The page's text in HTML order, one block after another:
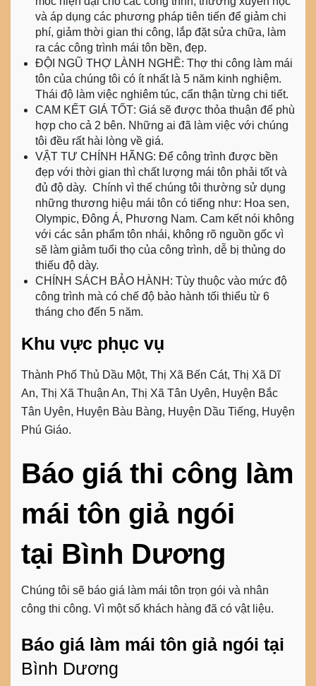
và áp dụng các phương pháp tiên tiến để giảm chi
phí, giảm thời gian thi công, lắp đặt sửa chữa, làm
ra các công trình mái tôn bền, đẹp.
ĐỘI NGŨ THỢ LÀNH NGHỀ: Thợ thi công làm mái
tôn của chúng tôi có ít nhất là 5 năm kinh nghiệm.
Thái độ làm việc nghiêm túc, cẩn thận từng chi tiết.
CAM KẾT GIÁ TỐT: Giá sẽ được thỏa thuận để phù
hợp cho cả 2 bên. Những ai đã làm việc với chúng
tôi đều rất hài lòng về giá.
VẬT TƯ CHÍNH HÃNG: Để công trình được bền
đẹp với thời gian thì chất lượng mái tôn phải tốt và
đủ độ dày. Chính vì thế chúng tôi thường sử dụng
những thương hiệu mái tôn có tiếng như: Hoa sen,
Olympic, Đông Á, Phương Nam. Cam kết nói không
với các sản phẩm tôn nhái, không rõ nguồn gốc vì
sẽ làm giảm tuổi thọ của công trình, dễ bị thủng do
thiếu độ dày.
CHÍNH SÁCH BẢO HÀNH : Tùy thuộc vào mức độ
công trình mà có chế độ bảo hành tối thiểu từ 6
tháng cho đến 5 năm.
Khu vực phục vụ
Thành Phố Thủ Dầu Một, Thị Xã Bến Cát, Thị Xã Dĩ
An, Thị Xã Thuận An, Thị Xã Tân Uyên, Huyện Bắc
Tân Uyên, Huyện Bàu Bàng, Huyện Dầu Tiếng, Huyện
Phú Giáo.
Báo giá thi công làm
mái tôn giả ngói
tại Bình Dương
Chúng tôi sẽ báo giá làm mái tôn trọn gói và nhân
công thi công. Vì một số khách hàng đã có vật liệu.
Báo giá làm mái tôn giả ngói tại
Bình Dương